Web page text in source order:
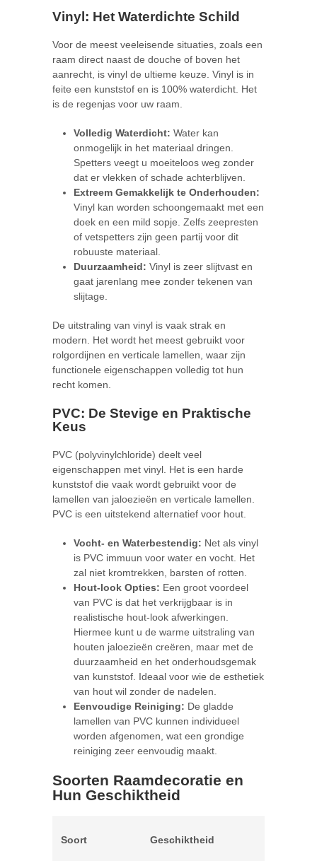
Vinyl: Het Waterdichte Schild
Voor de meest veeleisende situaties, zoals een
raam direct naast de douche of boven het
aanrecht, is vinyl de ultieme keuze. Vinyl is in
feite een kunststof en is 100% waterdicht. Het
is de regenjas voor uw raam.
Volledig Waterdicht: Water kan
onmogelijk in het materiaal dringen.
Spetters veegt u moeiteloos weg zonder
dat er vlekken of schade achterblijven.
Extreem Gemakkelijk te Onderhouden:
Vinyl kan worden schoongemaakt met een
doek en een mild sopje. Zelfs zeepresten
of vetspetters zijn geen partij voor dit
robuuste materiaal.
Duurzaamheid: Vinyl is zeer slijtvast en
gaat jarenlang mee zonder tekenen van
slijtage.
De uitstraling van vinyl is vaak strak en
modern. Het wordt het meest gebruikt voor
rolgordijnen en verticale lamellen, waar zijn
functionele eigenschappen volledig tot hun
recht komen.
PVC: De Stevige en Praktische
Keus
PVC (polyvinylchloride) deelt veel
eigenschappen met vinyl. Het is een harde
kunststof die vaak wordt gebruikt voor de
lamellen van jaloezieën en verticale lamellen.
PVC is een uitstekend alternatief voor hout.
Vocht- en Waterbestendig: Net als vinyl
is PVC immuun voor water en vocht. Het
zal niet kromtrekken, barsten of rotten.
Hout-look Opties: Een groot voordeel
van PVC is dat het verkrijgbaar is in
realistische hout-look afwerkingen.
Hiermee kunt u de warme uitstraling van
houten jaloezieën creëren, maar met de
duurzaamheid en het onderhoudsgemak
van kunststof. Ideaal voor wie de esthetiek
van hout wil zonder de nadelen.
Eenvoudige Reiniging: De gladde
lamellen van PVC kunnen individueel
worden afgenomen, wat een grondige
reiniging zeer eenvoudig maakt.
Soorten Raamdecoratie en
Hun Geschiktheid
Soort Geschiktheid